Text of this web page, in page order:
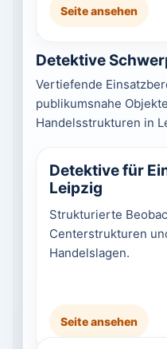
Seite ansehen
Detektive
Vertiefende
publikumsnahe
Handelsstrukturen in
Detektive für
Leipzig
Strukturierte
Centerstrukturen
Handelslagen.
Seite ansehen